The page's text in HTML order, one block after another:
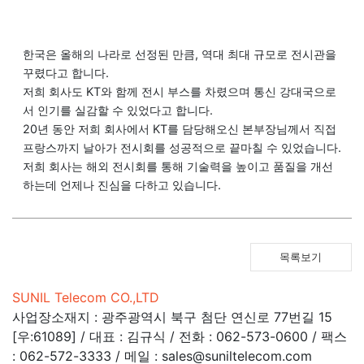
한국은 올해의 나라로 선정된 만큼, 역대 최대 규모로 전시관을
꾸렸다고 합니다.
저희 회사도 KT와 함께 전시 부스를 차렸으며 통신 강대국으로
서 인기를 실감할 수 있었다고 합니다.
20년 동안 저희 회사에서 KT를 담당해오신 본부장님께서 직접
프랑스까지 날아가 전시회를 성공적으로 끝마칠 수 있었습니다.
저희 회사는 해외 전시회를 통해 기술력을 높이고 품질을 개선
하는데 언제나 진심을 다하고 있습니다.
목록보기
사업장소재지 : 광주광역시 북구 첨단 연신로 77번길 15
[우:61089] / 대표 : 김규식 / 전화 : 062-573-0600 / 팩스
: 062-572-3333 / 메일 : sales@suniltelecom.com
SUNIL Telecom CO.,LTD